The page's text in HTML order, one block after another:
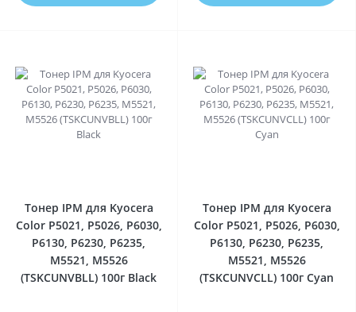
Тонер IPM для Kyocera
Color P5021, P5026, P6030,
P6130, P6230, P6235,
M5521, M5526
(TSKCUNVBLL) 100г Black
Тонер IPM для Kyocera
Color P5021, P5026, P6030,
P6130, P6230, P6235,
M5521, M5526
(TSKCUNVCLL) 100г Cyan